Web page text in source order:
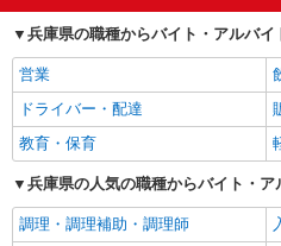
兵庫県の職種からバイト・アルバイ
営業
ドライバー・配達
教育・保育
兵庫県の人気の職種からバイト・
調理・調理補助・調理師